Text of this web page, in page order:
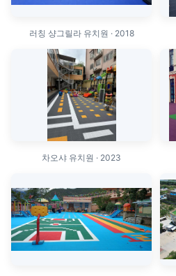
러칭 샹그릴라 유치원 · 2018
차오샤 유치원 · 2023